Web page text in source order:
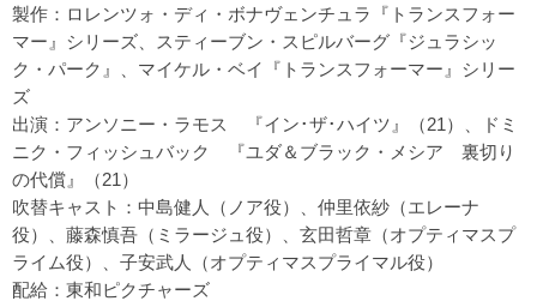
製作：ロレンツォ・ディ・ボナヴェンチュラ『トランスフォー
マー』シリーズ、スティーブン・スピルバーグ『ジュラシッ
ク・パーク』、マイケル・ベイ『トランスフォーマー』シリー
ズ
出演：アンソニー・ラモス 『イン･ザ･ハイツ』（21）、ドミ
ニク・フィッシュバック 『ユダ＆ブラック・メシア 裏切り
の代償』（21）
吹替キャスト：中島健人（ノア役）、仲里依紗（エレーナ
役）、藤森慎吾（ミラージュ役）、玄田哲章（オプティマスプ
ライム役）、子安武人（オプティマスプライマル役）
配給：東和ピクチャーズ